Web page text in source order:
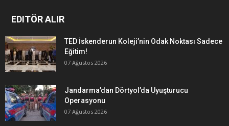
EDITÖR ALIR
TED İskenderun Koleji’nin Odak Noktası Sadece
Eğitim!
07 Ağustos 2026
Jandarma’dan Dörtyol’da Uyuşturucu
Operasyonu
07 Ağustos 2026